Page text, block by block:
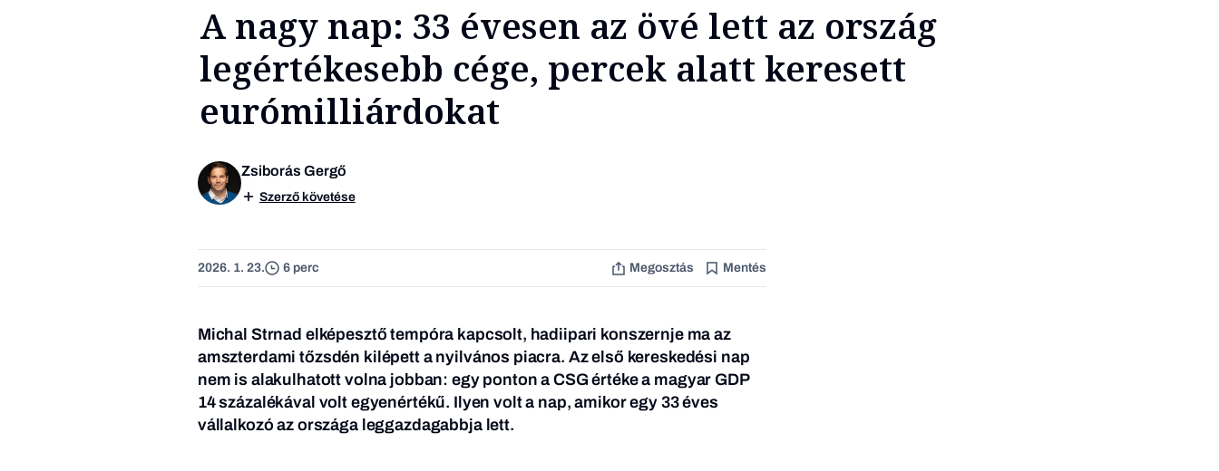
A nagy nap: 33 évesen az övé lett az ország
legértékesebb cége, percek alatt keresett
eurómilliárdokat
Zsiborás Gergő
Szerző követése
2026. 1. 23. 6 perc Megosztás Mentés
Michal Strnad elképesztő tempóra kapcsolt, hadiipari konszernje ma az
amszterdami tőzsdén kilépett a nyilvános piacra. Az első kereskedési nap
nem is alakulhatott volna jobban: egy ponton a CSG értéke a magyar GDP
14 százalékával volt egyenértékű. Ilyen volt a nap, amikor egy 33 éves
vállalkozó az országa leggazdagabbja lett.